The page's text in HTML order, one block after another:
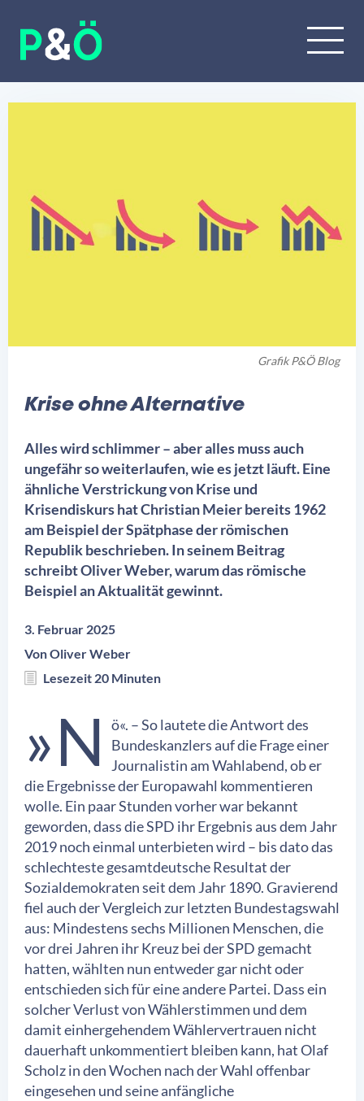
Grafik P&Ö Blog
Krise ohne Alternative
Alles wird schlimmer – aber alles muss auch
ungefähr so weiterlaufen, wie es jetzt läuft. Eine
ähnliche Verstrickung von Krise und
Krisendiskurs hat Christian Meier bereits 1962
am Beispiel der Spätphase der römischen
Republik beschrieben. In seinem Beitrag
schreibt Oliver Weber, warum das römische
Beispiel an Aktualität gewinnt.
3. Februar 2025
VonOliver Weber
Lesezeit 20 Minuten
»N
ö«. – So lautete die Antwort des
Bundeskanzlers auf die Frage einer
Journalistin am Wahlabend, ob er
die Ergebnisse der Europawahl kommentieren
wolle. Ein paar Stunden vorher war bekannt
geworden, dass die SPD ihr Ergebnis aus dem Jahr
2019 noch einmal unterbieten wird – bis dato das
schlechteste gesamtdeutsche Resultat der
Sozialdemokraten seit dem Jahr 1890. Gravierend
fiel auch der Vergleich zur letzten Bundestagswahl
aus: Mindestens sechs Millionen Menschen, die
vor drei Jahren ihr Kreuz bei der SPD gemacht
hatten, wählten nun entweder gar nicht oder
entschieden sich für eine andere Partei. Dass ein
solcher Verlust von Wählerstimmen und dem
damit einhergehendem Wählervertrauen nicht
dauerhaft unkommentiert bleiben kann, hat Olaf
Scholz in den Wochen nach der Wahl offenbar
eingesehen und seine anfängliche